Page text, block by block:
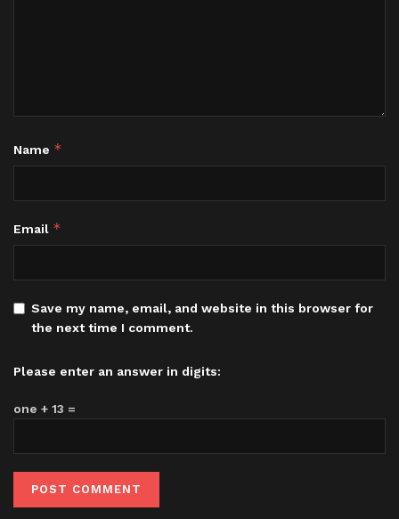
Name *
Email *
Save my name, email, and website in this browser for
the next time I comment.
Please enter an answer in digits:
one + 13 =